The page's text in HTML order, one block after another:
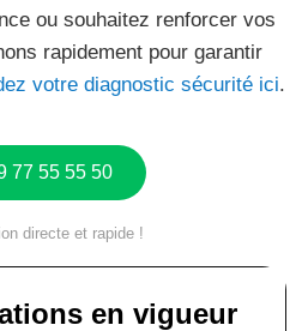
ou souhaitez renforcer vos
rapidement pour garantir
votre diagnostic sécurité ici.
77 55 55 50
directe et rapide !
en vigueur